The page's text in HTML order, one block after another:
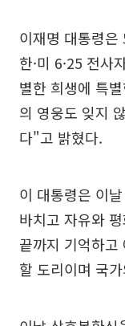
이재명 대통령은
한·미 6·25 전사
별한 희생에 특
의 영웅도 잊지
다"고 밝혔다.
이 대통령은 이
바치고 자유와
끝까지 기억하
할 도리이며 국